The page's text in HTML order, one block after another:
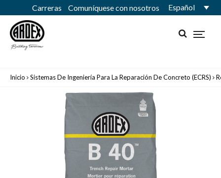
Carreras Comuníquese con nosotros Español
Inicio Sistemas De Ingeniería Para La Reparación De Concreto (ECRS)